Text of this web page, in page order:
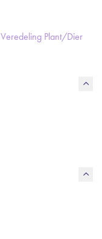
Plant/Dier